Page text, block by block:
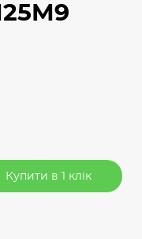
Купити в 1 клік